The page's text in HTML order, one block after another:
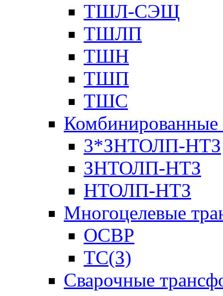
ТШЛ-СЭЩ
ТШЛП
ТШН
ТШП
ТШС
Комбинированные
3*ЗНТОЛП-НТЗ
ЗНТОЛП-НТЗ
НТОЛП-НТЗ
Многоцелевые
ОСВР
ТС(З)
Сварочные